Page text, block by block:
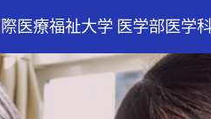
医療福祉大学 医学部医